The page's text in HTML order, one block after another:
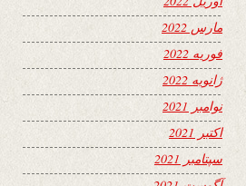
مارس 2022
فوریه 2022
ژانویه 2022
نوامبر 2021
اکتبر 2021
سپتامبر 2021